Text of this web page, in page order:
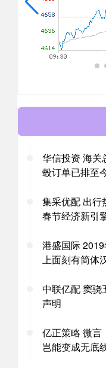
华信投资 海关
毂订单已排至
集采优配 出行
春节经济新引
港盛国际
上面刻有简体
中联亿配 窦骁
声明
亿正策略 微言
岂能变成无底